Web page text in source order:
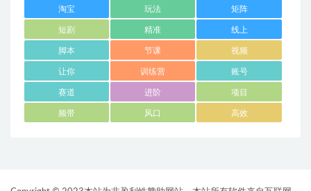
淘宝 玩法 矩阵
短剧 精准 线上
脚本 节课 视频
让你 训练营 账号
赛道 进阶 项目
频带 风口 高效